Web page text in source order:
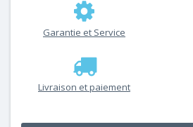
Garantie et Service
Livraison et paiement